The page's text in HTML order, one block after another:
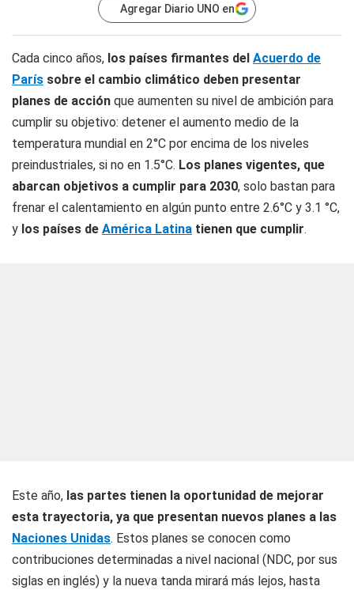
Agregar Diario UNO en
Cada cinco años, los países firmantes del Acuerdo de
París sobre el cambio climático deben presentar
planes de acción que aumenten su nivel de ambición para
cumplir su objetivo: detener el aumento medio de la
temperatura mundial en 2°C por encima de los niveles
preindustriales, si no en 1.5°C. Los planes vigentes, que
abarcan objetivos a cumplir para 2030, solo bastan para
frenar el calentamiento en algún punto entre 2.6°C y 3.1 °C,
y los países de América Latina tienen que cumplir.
Este año, las partes tienen la oportunidad de mejorar
esta trayectoria, ya que presentan nuevos planes a las
Naciones Unidas. Estos planes se conocen como
contribuciones determinadas a nivel nacional (NDC, por sus
siglas en inglés) y la nueva tanda mirará más lejos, hasta